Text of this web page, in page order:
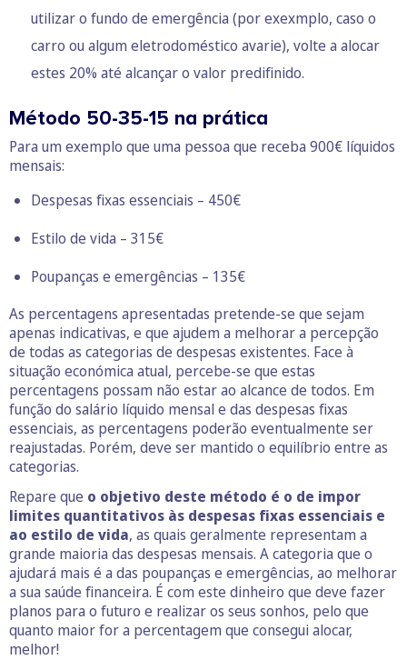
utilizar o fundo de emergência (por exexmplo, caso o
carro ou algum eletrodoméstico avarie), volte a alocar
estes 20% até alcançar o valor predifinido.
Método 50-35-15 na prática
Para um exemplo que uma pessoa que receba 900€ líquidos
mensais:
Despesas fixas essenciais – 450€
Estilo de vida – 315€
Poupanças e emergências – 135€
As percentagens apresentadas pretende-se que sejam
apenas indicativas, e que ajudem a melhorar a percepção
de todas as categorias de despesas existentes. Face à
situação económica atual, percebe-se que estas
percentagens possam não estar ao alcance de todos. Em
função do salário líquido mensal e das despesas fixas
essenciais, as percentagens poderão eventualmente ser
reajustadas. Porém, deve ser mantido o equilíbrio entre as
categorias.
Repare que o objetivo deste método é o de impor
limites quantitativos às despesas fixas essenciais e
ao estilo de vida, as quais geralmente representam a
grande maioria das despesas mensais. A categoria que o
ajudará mais é a das poupanças e emergências, ao melhorar
a sua saúde financeira. É com este dinheiro que deve fazer
planos para o futuro e realizar os seus sonhos, pelo que
quanto maior for a percentagem que consegui alocar,
melhor!